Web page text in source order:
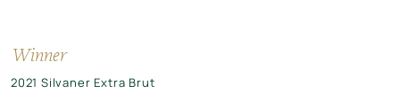
Winner
2021 Silvaner Extra Brut